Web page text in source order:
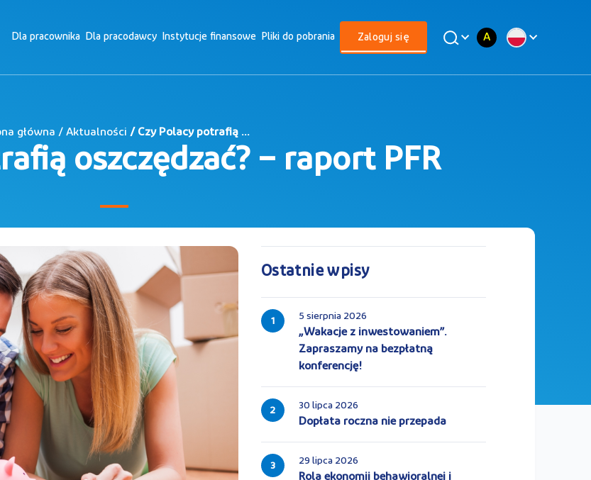
Dla pracownika Dla pracodawcy Instytucje finansowe Pliki do pobrania Zaloguj się A
główna / Aktualności / Czy Polacy potrafią ...
oszczędzać? – raport PFR
Ostatnie wpisy
1 5 sierpnia 2026
„Wakacje z inwestowaniem”.
Zapraszamy na bezpłatną
konferencję!
2 30 lipca 2026
Dopłata roczna nie przepada
3 29 lipca 2026
Rola ekonomii behawioralnej i